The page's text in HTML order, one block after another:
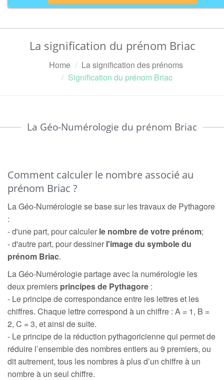
La signification du prénom Briac
Home
La signification des prénoms
Signification du prénom Briac
La Géo-Numérologie du prénom Briac
Comment calculer le nombre associé au
prénom Briac ?
La Géo-Numérologie se base sur les travaux de Pythagore
:
- d'une part, pour calculer le nombre de votre prénom;
- d'autre part, pour dessiner l'image du symbole du
prénom Briac.
La Géo-Numérologie partage avec la numérologie les
deux premiers principes de Pythagore :
- Le principe de correspondance entre les lettres et les
chiffres. Chaque lettre correspond à un chiffre : A = 1, B =
2, C = 3, et ainsi de suite.
- Le principe de la réduction pythagoricienne qui permet de
réduire l’ensemble des nombres entiers au 9 premiers, ou
dit autrement, tous les nombres à plus d’un chiffre à un
nombre à un seul chiffre.